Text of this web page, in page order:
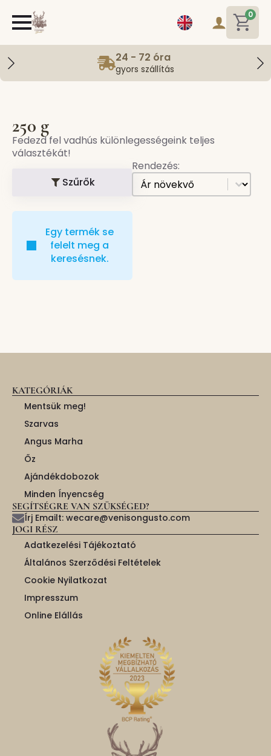
0
24 - 72 óra
gyors szállítás
250 g
Fedezd fel vadhús különlegességeink teljes
választékát!
Szűrők
Rendezés:
[all] Sorting
Sort content
Egy termék se
felelt meg a
keresésnek.
KATEGÓRIÁK
Mentsük meg!
Szarvas
Angus Marha
Őz
Ajándékdobozok
Minden Ínyencség
SEGÍTSÉGRE VAN SZÜKSÉGED?
Írj Emailt: wecare@venisongusto.com
JOGI RÉSZ
Adatkezelési Tájékoztató
Általános Szerződési Feltételek
Cookie Nyilatkozat
Impresszum
Online Elállás